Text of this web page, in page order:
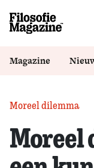
Magazine
Moreel dilemma
Moreel